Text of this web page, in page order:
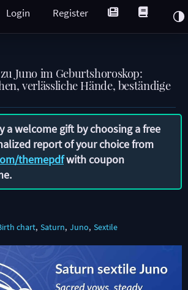
Register
Login
Juno im Geburtshoroskop:
verlässliche Hände, beständige
a welcome gift by choosing a free
report of your choice from
themepdfwith coupon
.
chart Saturn Juno Sextile